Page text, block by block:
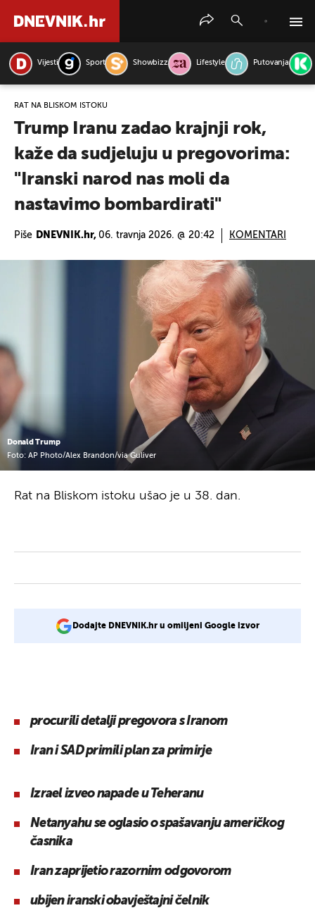
Vijesti Sport Showbizz Lifestyle Putovanja
RAT NA BLISKOM ISTOKU
Trump Iranu zadao krajnji rok,
kaže da sudjeluju u pregovorima:
"Iranski narod nas moli da
nastavimo bombardirati"
Piše DNEVNIK.hr, 06. travnja 2026. @ 20:42 KOMENTARI
Donald Trump
Foto: AP Photo/Alex Brandon/via Guliver
Rat na Bliskom istoku ušao je u 38. dan.
Dodajte DNEVNIK.hr u omiljeni Google izvor
procurili detalji pregovora s Iranom
Iran i SAD primili plan za primirje
Izrael izveo napade u Teheranu
Netanyahu se oglasio o spašavanju američkog
časnika
Iran zaprijetio razornim odgovorom
ubijen iranski obavještajni čelnik
PRETRAŽITE VIJESTI